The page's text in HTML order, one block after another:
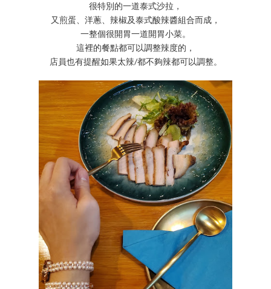
很特別的一道泰式沙拉，
又煎蛋、洋蔥、辣椒及泰式酸辣醬組合而成，
一整個很開胃一道開胃小菜。
這裡的餐點都可以調整辣度的，
店員也有提醒如果太辣/都不夠辣都可以調整。